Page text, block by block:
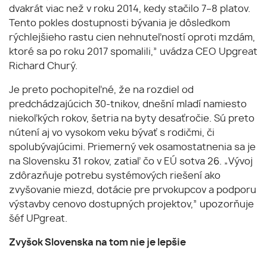
dvakrát viac než v roku 2014, kedy stačilo 7–8 platov.
Tento pokles dostupnosti bývania je dôsledkom
rýchlejšieho rastu cien nehnuteľností oproti mzdám,
ktoré sa po roku 2017 spomalili,” uvádza CEO Upgreat
Richard Churý.
Je preto pochopiteľné, že na rozdiel od
predchádzajúcich 30-tnikov, dnešní mladí namiesto
niekoľkých rokov, šetria na byty desaťročie. Sú preto
nútení aj vo vysokom veku bývať s rodičmi, či
spolubývajúcimi. Priemerný vek osamostatnenia sa je
na Slovensku 31 rokov, zatiaľ čo v EÚ sotva 26. „Vývoj
zdôrazňuje potrebu systémových riešení ako
zvyšovanie miezd, dotácie pre prvokupcov a podporu
výstavby cenovo dostupných projektov,” upozorňuje
šéf UPgreat.
Zvyšok Slovenska na tom nie je lepšie